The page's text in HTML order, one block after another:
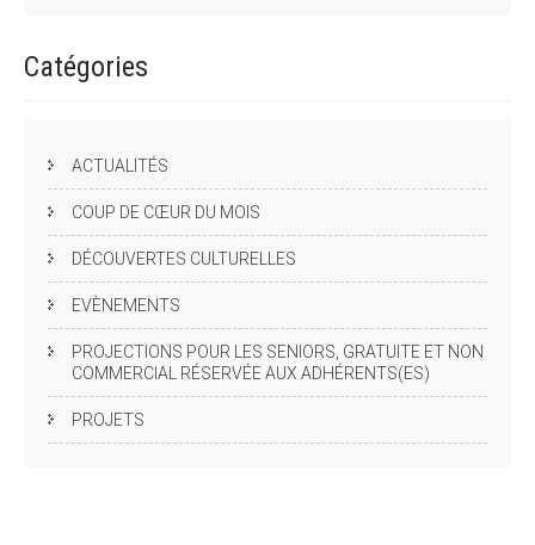
Catégories
ACTUALITÉS
COUP DE CŒUR DU MOIS
DÉCOUVERTES CULTURELLES
EVÈNEMENTS
PROJECTIONS POUR LES SENIORS, GRATUITE ET NON
COMMERCIAL RÉSERVÉE AUX ADHÉRENTS(ES)
PROJETS